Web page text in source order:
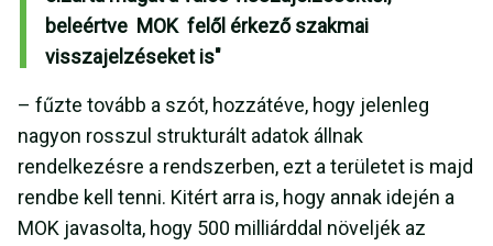
beleértve MOK felől érkező szakmai
visszajelzéseket is"
– fűzte tovább a szót, hozzátéve, hogy jelenleg
nagyon rosszul strukturált adatok állnak
rendelkezésre a rendszerben, ezt a területet is majd
rendbe kell tenni. Kitért arra is, hogy annak idején a
MOK javasolta, hogy 500 milliárddal növeljék az